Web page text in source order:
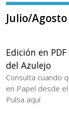
Julio/Agosto
Edición en
del Azulejo
Consulta cuando
en Papel desde
Pulsa aquí